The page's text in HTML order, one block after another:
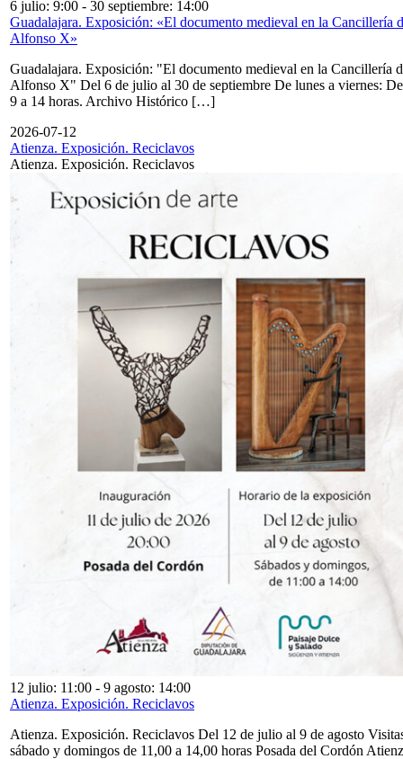
6 julio: 9:00 - 30 septiembre: 14:00
Guadalajara. Exposición: «El documento medieval en la Cancillería
Alfonso X»
Guadalajara. Exposición: "El documento medieval en la Cancillería
Alfonso X" Del 6 de julio al 30 de septiembre De lunes a viernes: De
9 a 14 horas. Archivo Histórico […]
2026-07-12
Atienza. Exposición. Reciclavos
Atienza. Exposición. Reciclavos
12 julio: 11:00 - 9 agosto: 14:00
Atienza. Exposición. Reciclavos
Atienza. Exposición. Reciclavos Del 12 de julio al 9 de agosto
sábado y domingos de 11,00 a 14,00 horas Posada del Cordón